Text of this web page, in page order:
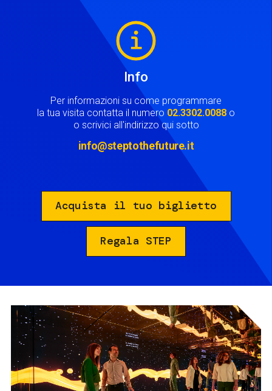
Info
Per informazioni su come programmare
la tua visita contatta il numero 02.3302.0088 o
o scrivici all'indirizzo qui sotto
info@steptothefuture.it
Acquista il tuo biglietto
Regala STEP